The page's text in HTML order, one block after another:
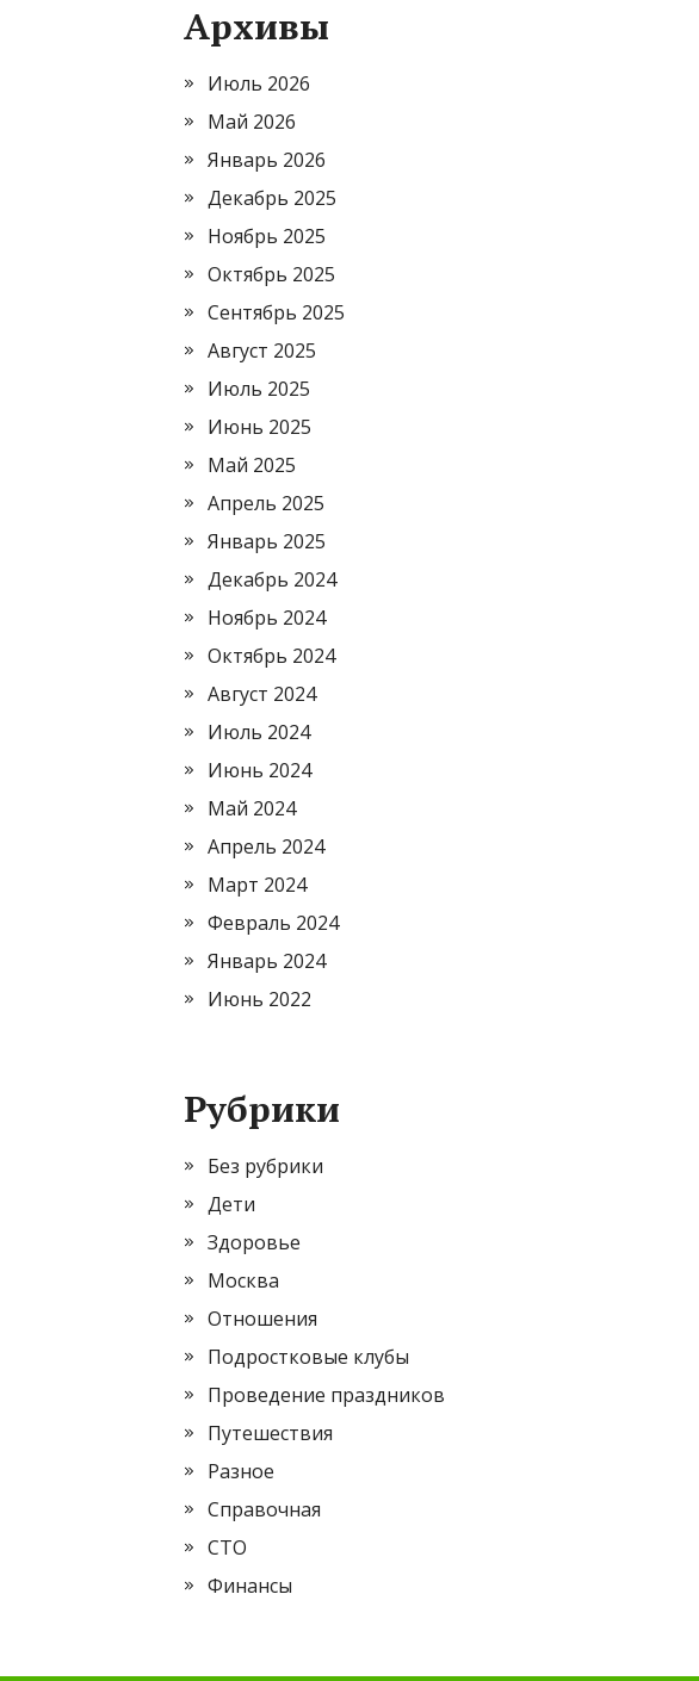
Архивы
Июль 2026
Май 2026
Январь 2026
Декабрь 2025
Ноябрь 2025
Октябрь 2025
Сентябрь 2025
Август 2025
Июль 2025
Июнь 2025
Май 2025
Апрель 2025
Январь 2025
Декабрь 2024
Ноябрь 2024
Октябрь 2024
Август 2024
Июль 2024
Июнь 2024
Май 2024
Апрель 2024
Март 2024
Февраль 2024
Январь 2024
Июнь 2022
Рубрики
Без рубрики
Дети
Здоровье
Москва
Отношения
Подростковые клубы
Проведение праздников
Путешествия
Разное
Справочная
СТО
Финансы